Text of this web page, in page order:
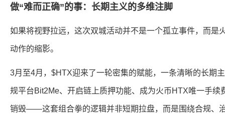
做“难而正确”的事：长期主义的多维注脚
如果将视野拉远，这次双城活动并不是一个孤立事件，而是
动作的缩影。
3月至4月，$HTX迎来了一轮密集的赋能，一条清晰的长期
规平台Bit2Me、开启链上质押功能、成为火币HTX唯一手续
销毁——这套组合拳的逻辑并非短期拉盘，而是围绕合规、